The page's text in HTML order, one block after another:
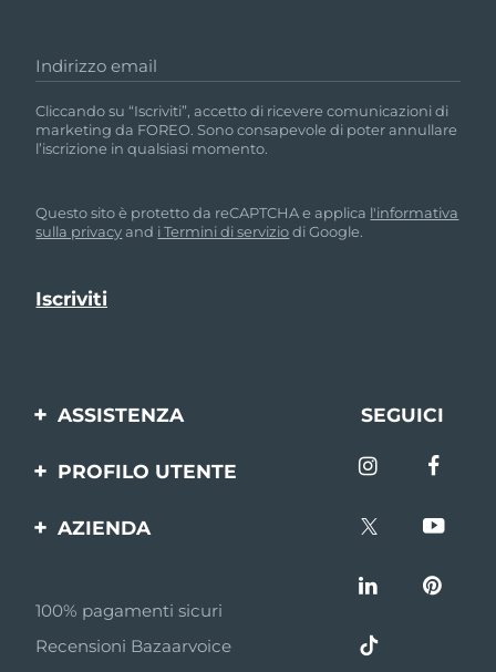
Indirizzo email
Cliccando su “Iscriviti”, accetto di ricevere comunicazioni di
marketing da FOREO. Sono consapevole di poter annullare
l’iscrizione in qualsiasi momento.
Questo sito è protetto da reCAPTCHA e applica l'informativa
sulla privacyand i Termini di serviziodi Google.
ASSISTENZA
Contattaci
batteria
SEGUICI
PROFILO UTENTE
prodotto
AZIENDA
Affiliazione
Notizie di affiliazione
100% pagamenti sicuri
Recensioni Bazaarvoice